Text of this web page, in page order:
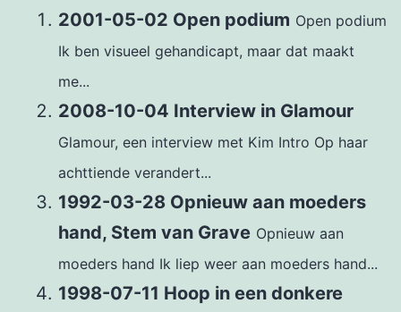
2001-05-02 Open podium Open podium
Ik ben visueel gehandicapt, maar dat maakt
me...
2008-10-04 Interview in Glamour
Glamour, een interview met Kim Intro Op haar
achttiende verandert...
1992-03-28 Opnieuw aan moeders
hand, Stem van Grave Opnieuw aan
moeders hand Ik liep weer aan moeders hand...
1998-07-11 Hoop in een donkere